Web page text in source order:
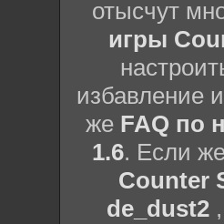
отысчут
игры
избавление
же FAQ по
1.6. Если
Counter
de_dust2